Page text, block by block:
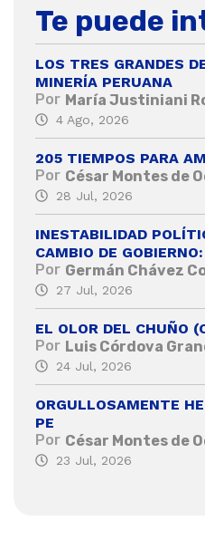
Te puede
LOS TRES GRANDES
MINERÍA PERUANA
Por María Justiniani
4 Ago, 2026
205 TIEMPOS PARA
Por César Montes de
28 Jul, 2026
INESTABILIDAD
CAMBIO DE
Por Germán Chávez
27 Jul, 2026
EL OLOR DEL CHUÑO
Por Luis Córdova
24 Jul, 2026
ORGULLOSAMENTE
PE
Por César Montes de
23 Jul, 2026